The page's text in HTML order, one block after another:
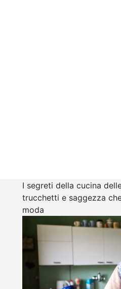
I segreti della cucina
trucchetti e saggezza
moda